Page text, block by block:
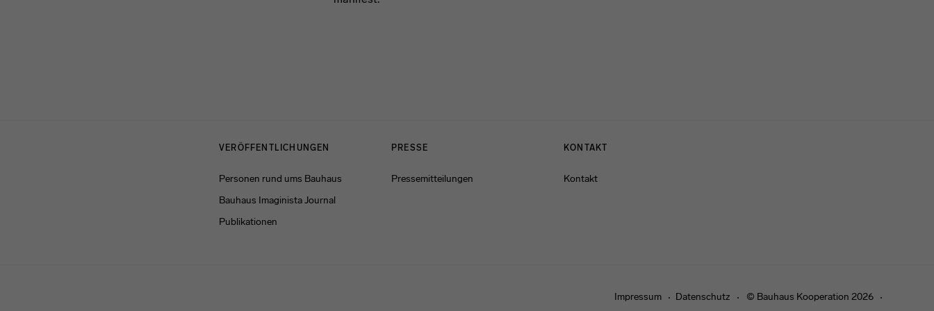
VERÖFFENTLICHUNGEN
Personen rund ums Bauhaus
Bauhaus Imaginista Journal
Publikationen
PRESSE
Pressemitteilungen
KONTAKT
Kontakt
Impressum Datenschutz © Bauhaus Kooperation 2026